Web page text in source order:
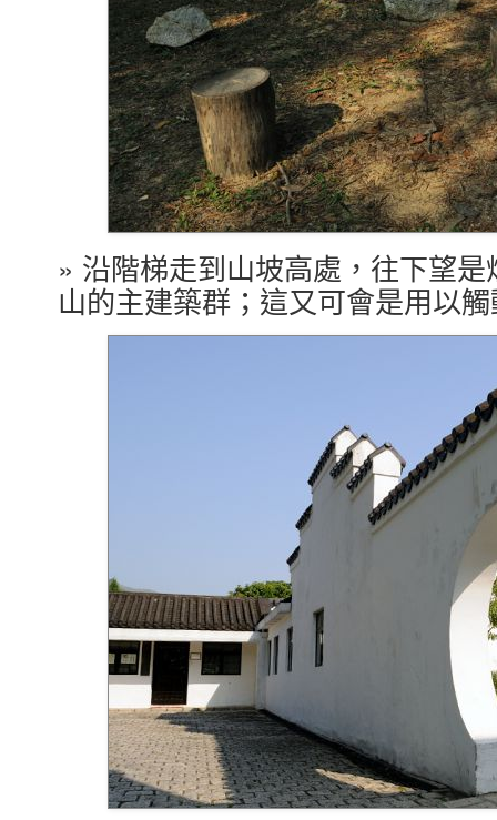
» 沿階梯走到山坡高處，往下望
山的主建築群；這又可會是用以